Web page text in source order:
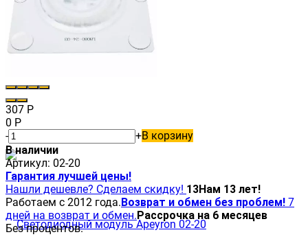
307 Р
0 Р
-
+В корзину
В наличии
Артикул: 02-20
Гарантия лучшей цены!
Нашли дешевле? Сделаем скидку! 13Нам 13 лет!
Работаем с 2012 года.Возврат и обмен без проблем! 7
дней на возврат и обмен.Рассрочка на 6 месяцев
Без процентов.